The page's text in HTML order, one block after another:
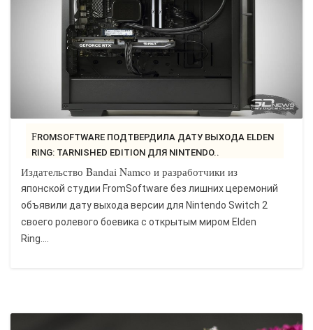
FROMSOFTWARE ПОДТВЕРДИЛА ДАТУ ВЫХОДА ELDEN
RING: TARNISHED EDITION ДЛЯ NINTENDO..
Издательство Bandai Namco и разработчики из
японской студии FromSoftware без лишних церемоний
объявили дату выхода версии для Nintendo Switch 2
своего ролевого боевика с открытым миром Elden
Ring....